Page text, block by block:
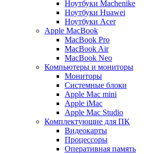
Ноутбуки Machenike
Ноутбуки Huawei
Ноутбуки Acer
Apple MacBook
MacBook Pro
MacBook Air
MacBook Neo
Компьютеры и мониторы
Мониторы
Системные блоки
Apple Mac mini
Apple iMac
Apple Mac Studio
Комплектующие для ПК
Видеокарты
Процессоры
Оперативная память